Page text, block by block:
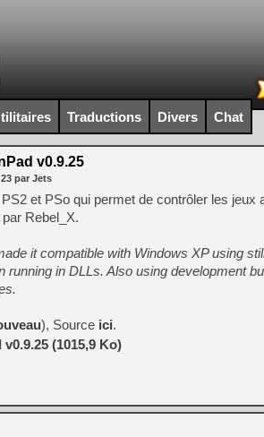
Traductions Divers Chat
v0.9.25
par Jets
et PSo qui permet de contrôler les
Rebel_X.
it compatible with Windows XP using
running in DLLs. Also using development
), Source ici.
(1015,9 Ko)